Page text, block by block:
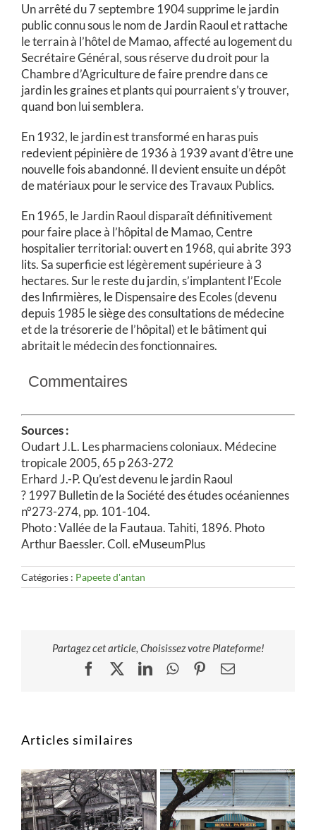
Un arrêté du 7 septembre 1904 supprime le jardin
public connu sous le nom de Jardin Raoul et rattache
le terrain à l’hôtel de Mamao, affecté au logement du
Secrétaire Général, sous réserve du droit pour la
Chambre d’Agriculture de faire prendre dans ce
jardin les graines et plants qui pourraient s’y trouver,
quand bon lui semblera.
En 1932, le jardin est transformé en haras puis
redevient pépinière de 1936 à 1939 avant d’être une
nouvelle fois abandonné. Il devient ensuite un dépôt
de matériaux pour le service des Travaux Publics.
En 1965, le Jardin Raoul disparaît définitivement
pour faire place à l’hôpital de Mamao, Centre
hospitalier territorial: ouvert en 1968, qui abrite 393
lits. Sa superficie est légèrement supérieure à 3
hectares. Sur le reste du jardin, s’implantent l’Ecole
des Infirmières, le Dispensaire des Ecoles (devenu
depuis 1985 le siège des consultations de médecine
et de la trésorerie de l’hôpital) et le bâtiment qui
abritait le médecin des fonctionnaires.
Commentaires
Sources :
Oudart J.L. Les pharmaciens coloniaux. Médecine
tropicale 2005, 65 p 263-272
Erhard J.-P. Qu’est devenu le jardin Raoul
? 1997Bulletin de la Société des études océaniennes
n°273-274, pp. 101-104.
Photo : Vallée de la Fautaua. Tahiti, 1896. Photo
Arthur Baessler. Coll. eMuseumPlus
Catégories : Papeete d'antan
Partagez cet article, Choisissez votre Plateforme!
FacebookLinkedInWhatsApp
Pinterest
Email
Articles similaires